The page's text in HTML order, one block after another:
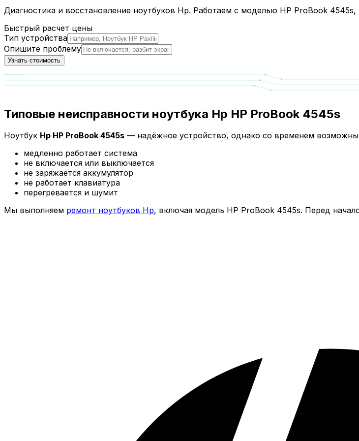
Диагностика и восстановление ноутбуков Hp. Работаем с моделью HP ProBook
Быстрый расчет цены
Тип устройства
Опишите проблему
Узнать стоимость
Типовые неисправности ноутбука Hp HP ProBook 4545s
Ноутбук Hp HP ProBook 4545s — надёжное устройство, однако со временем
медленно работает система
не включается или выключается
не заряжается аккумулятор
не работает клавиатура
перегревается и шумит
Мы выполняем ремонт ноутбуков Hp, включая модель HP ProBook 4545s. Перед